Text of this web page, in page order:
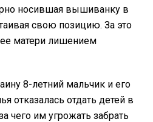
носившая вышиванку в
свою позицию. За это
матери лишением
8-летний мальчик и его
отказалась отдать детей в
чего им угрожать забрать